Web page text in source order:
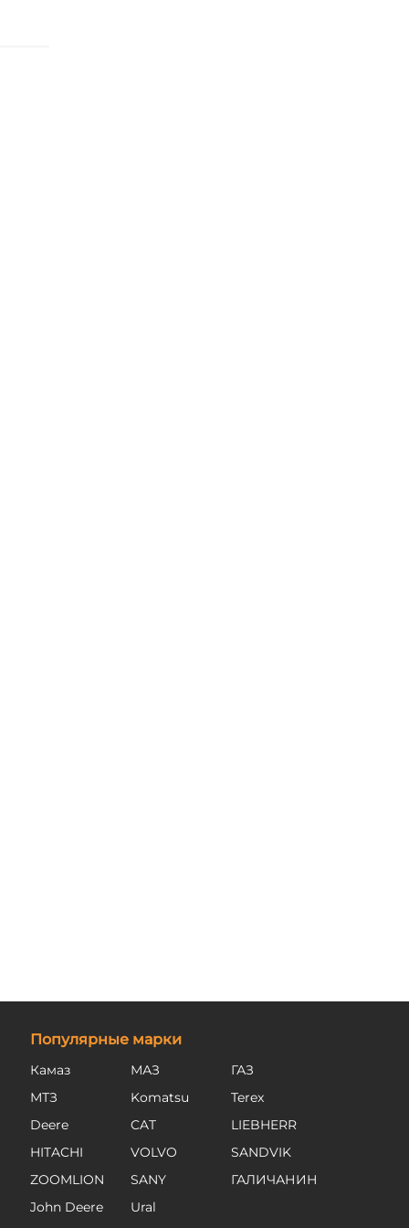
Популярные марки
Камаз МАЗ
ГАЗ
МТЗ
Komatsu
Terex
Deere
CAT
LIEBHERR
HITACHI
VOLVO
SANDVIK
ZOOMLION
SANY
ГАЛИЧАНИН
John Deere
Ural